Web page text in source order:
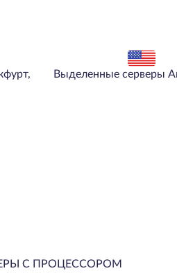
Выделенные серверы
С ПРОЦЕССОРОМ